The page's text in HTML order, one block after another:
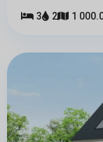
3 2 1